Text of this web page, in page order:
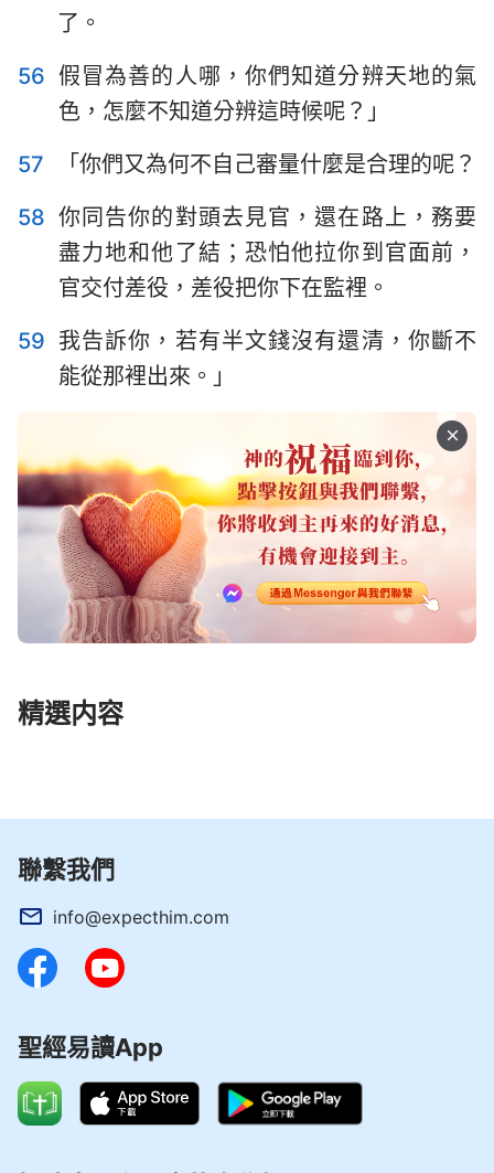
了。
56 假冒為善的人哪，你們知道分辨天地的氣
色，怎麼不知道分辨這時候呢？」
57
「你們又為何不自己審量什麼是合理的呢？
58 你同告你的對頭去見官，還在路上，務要
盡力地和他了結；恐怕他拉你到官面前，
官交付差役，差役把你下在監裡。
59 我告訴你，若有半文錢沒有還清，你斷不
能從那裡出來。」
精選内容
聯繫我們
info@expecthim.com
聖經易讀App